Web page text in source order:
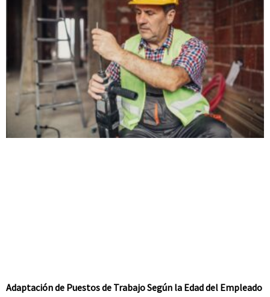
Adaptación de Puestos de Trabajo Según la Edad del Empleado